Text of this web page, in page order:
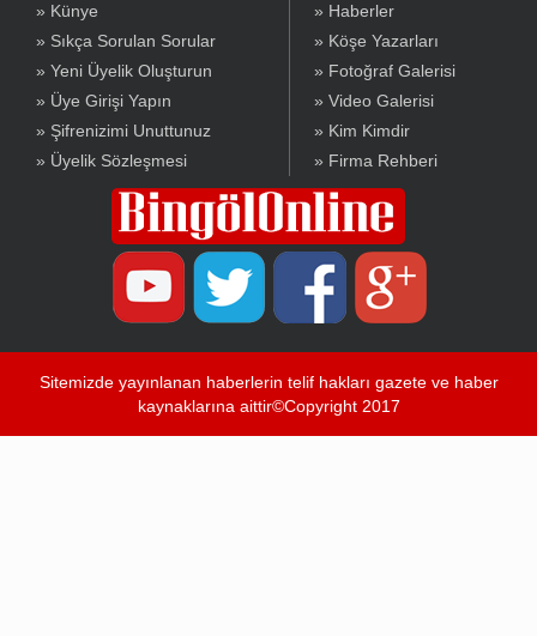
» Künye
» Sıkça Sorulan Sorular
» Yeni Üyelik Oluşturun
» Üye Girişi Yapın
» Şifrenizimi Unuttunuz
» Üyelik Sözleşmesi
» Haberler
» Köşe Yazarları
» Fotoğraf Galerisi
» Video Galerisi
» Kim Kimdir
» Firma Rehberi
Sitemizde yayınlanan haberlerin telif hakları gazete ve haber
kaynaklarına aittir©Copyright 2017